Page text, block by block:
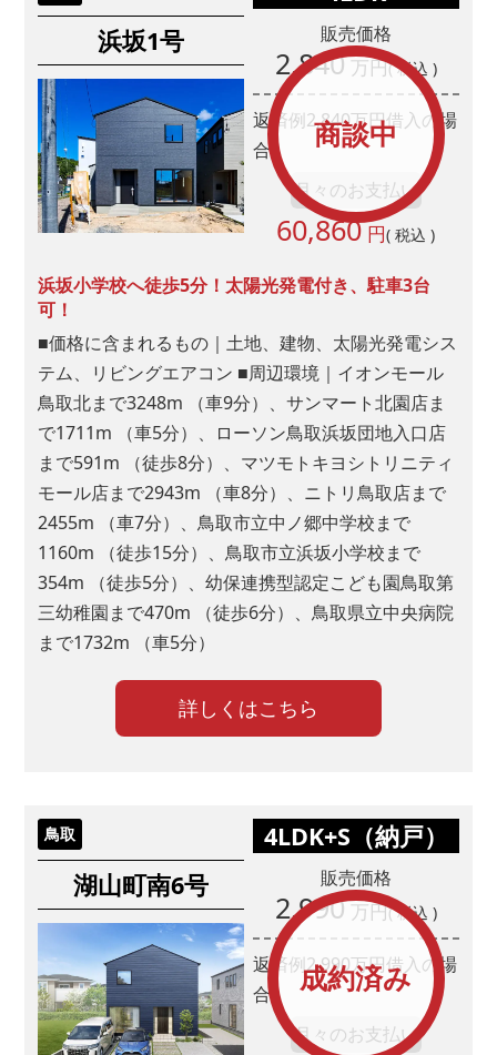
浜坂1号
商談中
販売価格
2,840万円( 税込 )
返済例2,840万円借入の場
合
月々のお支払い
60,860 円( 税込 )
浜坂小学校へ徒歩5分！太陽光発電付き、駐車3台
可！
■価格に含まれるもの｜土地、建物、太陽光発電シス
テム、リビングエアコン ■周辺環境｜イオンモール
鳥取北まで3248m （車9分）、サンマート北園店ま
で1711m （車5分）、ローソン鳥取浜坂団地入口店
まで591m （徒歩8分）、マツモトキヨシトリニティ
モール店まで2943m （車8分）、ニトリ鳥取店まで
2455m （車7分）、鳥取市立中ノ郷中学校まで
1160m （徒歩15分）、鳥取市立浜坂小学校まで
354m （徒歩5分）、幼保連携型認定こども園鳥取第
三幼稚園まで470m （徒歩6分）、鳥取県立中央病院
まで1732m （車5分）
詳しくはこちら
鳥取
湖山町南6号
4LDK+S（納戸）
成約済み
販売価格
2,990万円( 税込 )
返済例2,990万円借入の場
合
月々のお支払い